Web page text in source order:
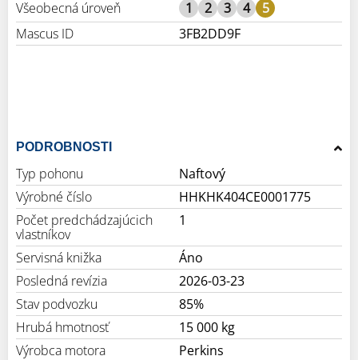
Všeobecná úroveň
1 2 3 4
5
Mascus ID
3FB2DD9F
PODROBNOSTI
Typ pohonu
Naftový
Výrobné číslo
HHKHK404CE0001775
Počet predchádzajúcich
vlastníkov
1
Servisná knižka
Áno
Posledná revízia
2026-03-23
Stav podvozku
85%
Hrubá hmotnosť
15 000 kg
Výrobca motora
Perkins